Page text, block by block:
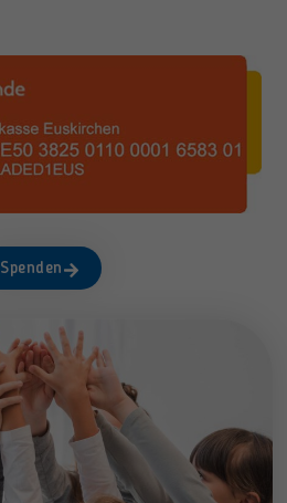
Spenden